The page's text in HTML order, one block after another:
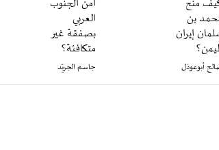
منح
بن
إيران
أبوعوذل
أمن الجنوب
العربي
بصفقة غير
متكافئة؟
جاسم الجريّد